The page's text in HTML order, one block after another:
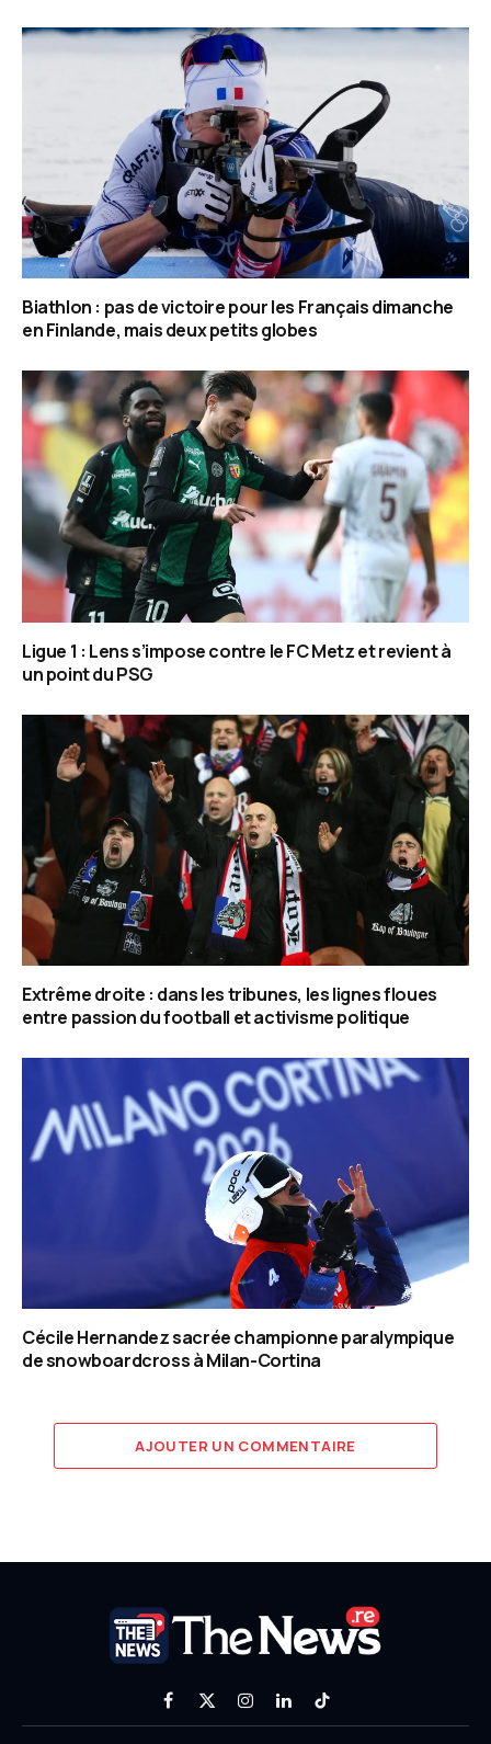
Biathlon : pas de victoire pour les Français dimanche
en Finlande, mais deux petits globes
Ligue 1 : Lens s’impose contre le FC Metz et revient à
un point du PSG
Extrême droite : dans les tribunes, les lignes floues
entre passion du football et activisme politique
Cécile Hernandez sacrée championne paralympique
de snowboardcross à Milan-Cortina
AJOUTER UN COMMENTAIRE
Facebook
X
(Twitter)
Instagram
LinkedInTikTok